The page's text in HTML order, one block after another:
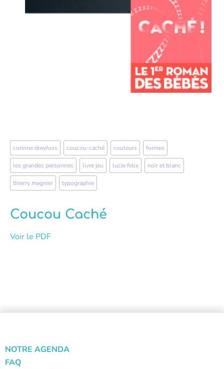
corinne dreyfuss coucou-caché couleurs formes
les grandes personnes livre jeu lucie felix noir et blanc
thierry magnier typographie
Coucou Caché
Voir le PDF
NOTRE AGENDA
FAQ